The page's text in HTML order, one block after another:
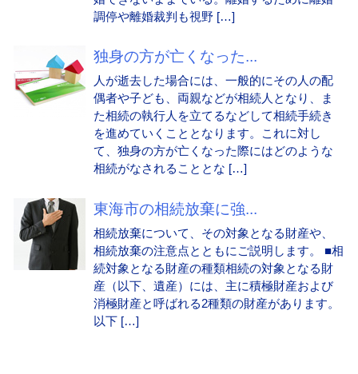
調停や離婚裁判も視野 […]
独身の方が亡くなった...
人が逝去した場合には、一般的にその人の配
偶者や子ども、両親などが相続人となり、ま
た相続の執行人を立てるなどして相続手続き
を進めていくこととなります。これに対し
て、独身の方が亡くなった際にはどのような
相続がなされることとな […]
東海市の相続放棄に強...
相続放棄について、その対象となる財産や、
相続放棄の注意点とともにご説明します。 ■相
続対象となる財産の種類相続の対象となる財
産（以下、遺産）には、主に積極財産および
消極財産と呼ばれる2種類の財産があります。
以下 […]